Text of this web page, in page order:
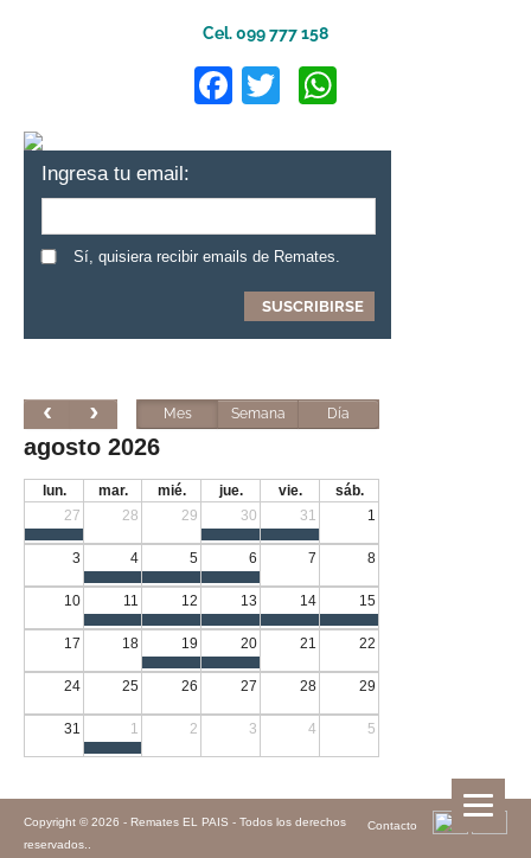
Cel. 099 777 158
Facebook
Twitter
Ingresa tu email:
Sí, quisiera recibir emails de Remates.
Mes Semana Día
agosto 2026
lun. mar. mié. jue. vie.
sáb.
27
28 29 30 31 1
3 4 5 6 7 8
10 11 12 13 14 15
17 18 19 20 21 22
24 25 26 27 28 29
31 1 2 3 4 5
Contacto
Copyright © 2026 - Remates EL PAIS - Todos los derechos
reservados.